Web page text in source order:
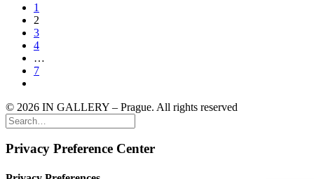
1
2
3
4
…
7
© 2026 IN GALLERY – Prague. All rights reserved
Privacy Preference Center